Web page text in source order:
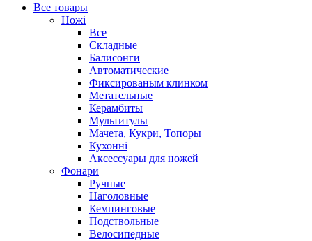
Все товары
Ножі
Все
Складные
Балисонги
Автоматические
Фиксированым клинком
Метательные
Керамбиты
Мультитулы
Мачета, Кукри, Топоры
Кухонні
Аксессуары для ножей
Фонари
Ручные
Наголовные
Кемпинговые
Подствольные
Велосипедные